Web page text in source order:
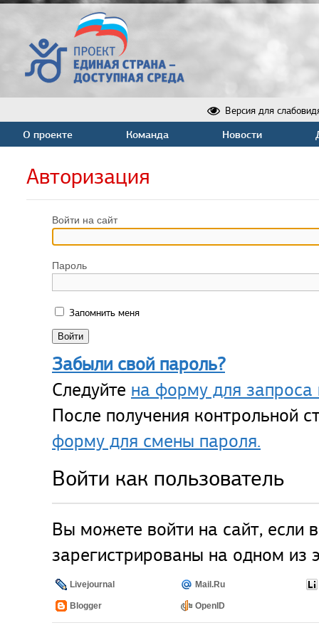
Версия для
О проекте Команда Новости
Авторизация
Войти на сайт
Пароль
Запомнить меня
Забыли свой пароль?
Следуйте на форму для запроса
После получения контрольной
форму для смены пароля.
Войти как пользователь
Вы можете войти на сайт, если
зарегистрированы на одном из
Livejournal Mail.Ru
Blogger OpenID